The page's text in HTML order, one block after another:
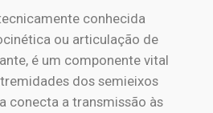
conhecida
ou articulação de
é um componente vital
dos semieixos
conecta a transmissão às